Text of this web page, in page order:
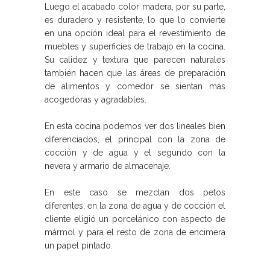
Luego el acabado color madera, por su parte,
es duradero y resistente, lo que lo convierte
en una opción ideal para el revestimiento de
muebles y superficies de trabajo en la cocina.
Su calidez y textura que parecen naturales
también hacen que las áreas de preparación
de alimentos y comedor se sientan más
acogedoras y agradables.
En esta cocina podemos ver dos lineales bien
diferenciados, el principal con la zona de
cocción y de agua y el segundo con la
nevera y armario de almacenaje.
En este caso se mezclan dos petos
diferentes, en la zona de agua y de cocción el
cliente eligió un porcelánico con aspecto de
mármol y para el resto de zona de encimera
un papel pintado.